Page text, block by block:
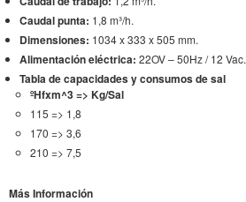
Caudal punta: 1,8 m³/h.
Dimensiones: 1034 x 333 x 505 mm.
Alimentación eléctrica: 22OV – 50Hz / 12 Vac.
Tabla de capacidades y consumos de sal
ºHfxm^3 => Kg/Sal
115 => 1,8
170 => 3,6
210 => 7,5
Más Información